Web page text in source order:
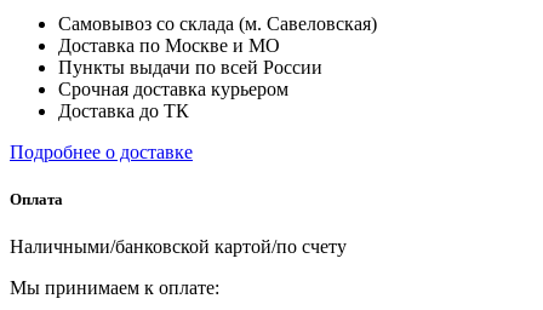
Самовывоз со склада (м. Савеловская)
Доставка по Москве и МО
Пункты выдачи по всей России
Срочная доставка курьером
Доставка до ТК
Подробнее о доставке
Оплата
Наличными/банковской картой/по счету
Мы принимаем к оплате: